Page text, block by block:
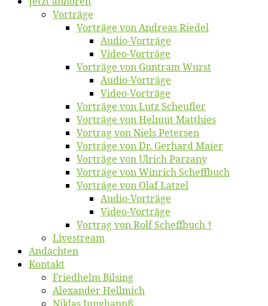
Vor­trä­ge
Vor­trä­ge von An­dre­as Riedel
Au­dio-Vor­trä­ge
Vi­deo-Vor­trä­ge
Vor­trä­ge von Gun­tram Wurst
Au­dio-Vor­trä­ge
Vi­deo-Vor­trä­ge
Vor­trä­ge von Lutz Scheufler
Vor­trä­ge von Hel­mut Matthies
Vor­trag von Niels Petersen
Vor­trä­ge von Dr. Ger­hard Maier
Vor­trä­ge von Ul­rich Parzany
Vor­trä­ge von Win­rich Scheffbuch
Vor­trä­ge von Olaf Latzel
Au­dio-Vor­trä­ge
Vi­deo-Vor­trä­ge
Vor­trag von Rolf Scheffbuch †
Live­stream
An­dach­ten
Kon­takt
Fried­helm Bilsing
Alex­an­der Hellmich